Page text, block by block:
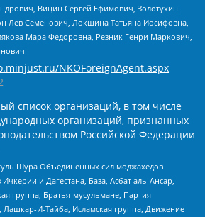
Вицин Сергей Ефимович, Золотухин
Лев Семенович, Локшина Татьяна Иосифовна,
Мара Федоровна, Резник Генри Маркович,
NKOForeignAgent.aspx
список организаций, в том числе
организаций, признанных
Российской Федерации
Шура Объединенных сил моджахедов
и Дагестана, База, Асбат аль-Ансар,
группа, Братья-мусульмане, Партия
Лашкар-И-Тайба, Исламская группа, Движение